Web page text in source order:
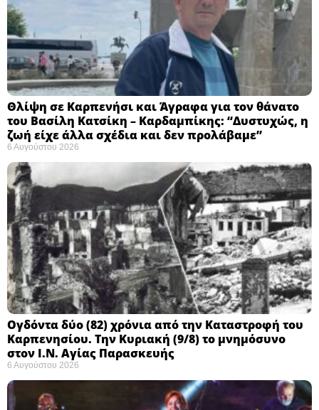
Θλίψη σε Καρπενήσι και Άγραφα για τον θάνατο
του Βασίλη Κατσίκη – Καρδαμπίκης: “Δυστυχώς, η
ζωή είχε άλλα σχέδια και δεν προλάβαμε”
6 Αυγούστου 2026
Ογδόντα δύο (82) χρόνια από την Καταστροφή του
Καρπενησίου. Την Κυριακή (9/8) το μνημόσυνο
στον Ι.Ν. Αγίας Παρασκευής
6 Αυγούστου 2026